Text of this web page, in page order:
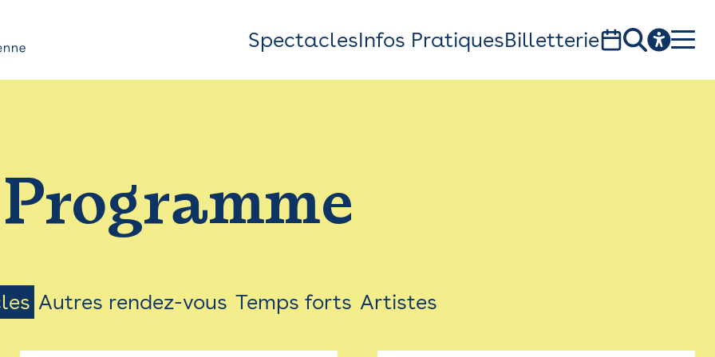
Top
Bar
Menu
SpectaclesInfos PratiquesBilletterie
1, av. du Chateau d'eau - 31300 Toulouse
Programme
Autres rendez-vous Temps forts Artistes